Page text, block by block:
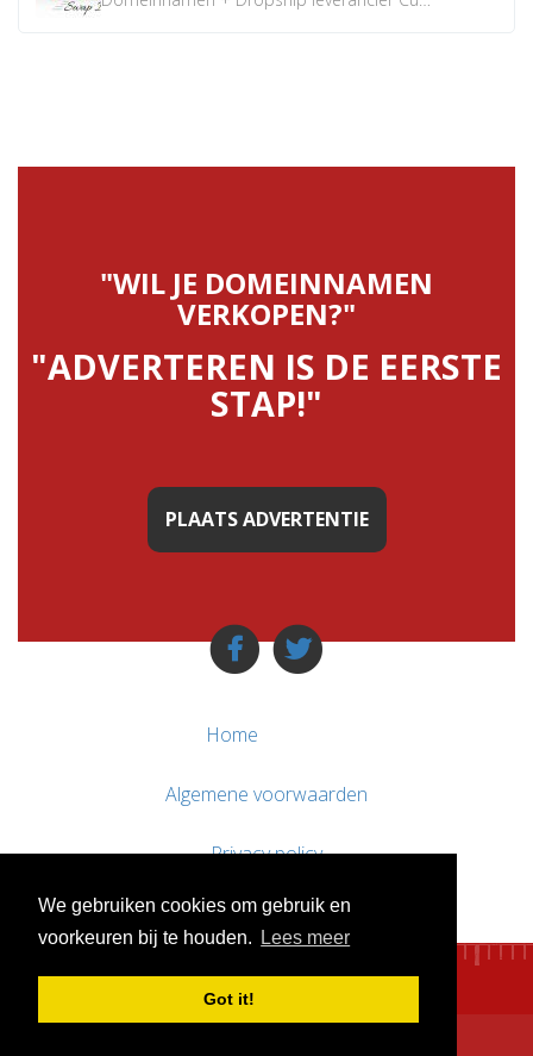
We gebruiken cookies om gebruik en
voorkeuren bij te houden.
Lees meer
Got it!
"WIL JE DOMEINNAMEN
VERKOPEN?"
"ADVERTEREN IS DE EERSTE
STAP!"
PLAATS ADVERTENTIE
Home
Algemene voorwaarden
Privacy policy
Contact / Support